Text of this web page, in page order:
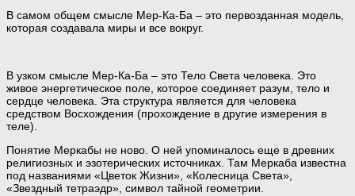
В самом общем смысле Мер-Ка-Ба – это первозданная модель,
которая создавала миры и все вокруг.
В узком смысле Мер-Ка-Ба – это Тело Света человека. Это
живое энергетическое поле, которое соединяет разум, тело и
сердце человека. Эта структура является для человека
средством Восхождения (прохождение в другие измерения в
теле).
Понятие Меркабы не ново. О ней упоминалось еще в древних
религиозных и эзотерических источниках. Там Меркаба известна
под названиями «Цветок Жизни», «Колесница Света»,
«Звездный тетраэдр», символ тайной геометрии.